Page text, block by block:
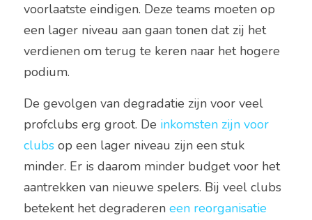
voorlaatste eindigen. Deze teams moeten op
een lager niveau aan gaan tonen dat zij het
verdienen om terug te keren naar het hogere
podium.
De gevolgen van degradatie zijn voor veel
profclubs erg groot. De inkomsten zijn voor
clubs op een lager niveau zijn een stuk
minder. Er is daarom minder budget voor het
aantrekken van nieuwe spelers. Bij veel clubs
betekent het degraderen een reorganisatie